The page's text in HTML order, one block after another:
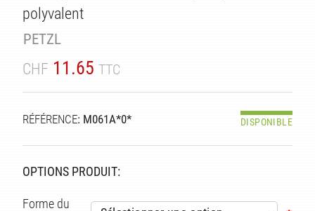
polyvalent
PETZL
CHF 11.65 TTC
RÉFÉRENCE: M061A*0* DISPONIBLE
OPTIONS PRODUIT:
Forme du